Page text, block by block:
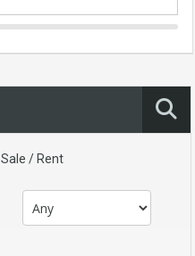
Sale / Rent